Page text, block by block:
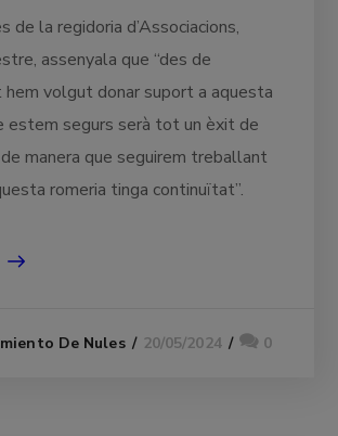
de la regidoria d’Associacions,
assenyala que “des de
hem volgut donar suport a aquesta
estem segurs serà tot un èxit de
manera que seguirem treballant
romeria tinga continuïtat”.
De Nules 20/05/2024 0